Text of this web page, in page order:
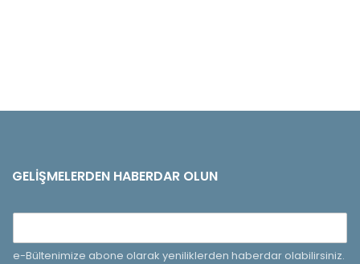
GELIŞMELERDEN HABERDAR OLUN
e-Bültenimize abone olarak yeniliklerden haberdar olabilirsiniz.